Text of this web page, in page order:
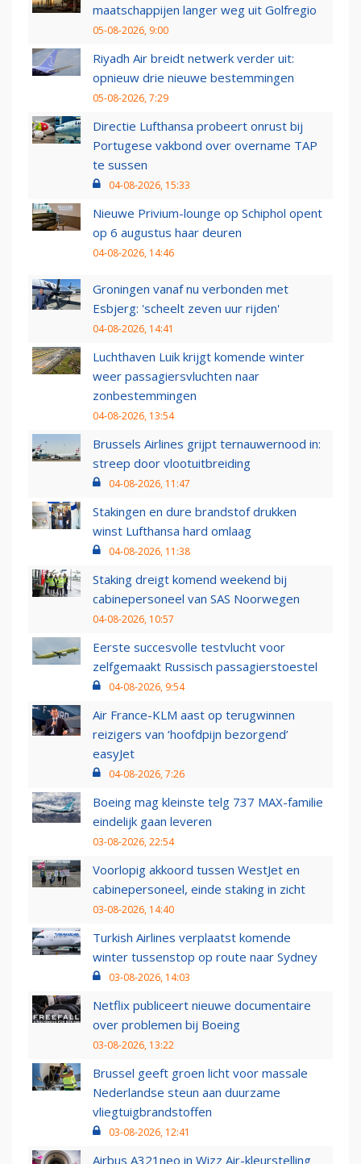
maatschappijen langer weg uit Golfregio
05-08-2026, 9:00
Riyadh Air breidt netwerk verder uit:
opnieuw drie nieuwe bestemmingen
05-08-2026, 7:29
Directie Lufthansa probeert onrust bij
Portugese vakbond over overname TAP
te sussen
04-08-2026, 15:33
Nieuwe Privium-lounge op Schiphol opent
op 6 augustus haar deuren
04-08-2026, 14:46
Groningen vanaf nu verbonden met
Esbjerg: 'scheelt zeven uur rijden'
04-08-2026, 14:41
Luchthaven Luik krijgt komende winter
weer passagiersvluchten naar
zonbestemmingen
04-08-2026, 13:54
Brussels Airlines grijpt ternauwernood in:
streep door vlootuitbreiding
04-08-2026, 11:47
Stakingen en dure brandstof drukken
winst Lufthansa hard omlaag
04-08-2026, 11:38
Staking dreigt komend weekend bij
cabinepersoneel van SAS Noorwegen
04-08-2026, 10:57
Eerste succesvolle testvlucht voor
zelfgemaakt Russisch passagierstoestel
04-08-2026, 9:54
Air France-KLM aast op terugwinnen
reizigers van ‘hoofdpijn bezorgend’
easyJet
04-08-2026, 7:26
Boeing mag kleinste telg 737 MAX-familie
eindelijk gaan leveren
03-08-2026, 22:54
Voorlopig akkoord tussen WestJet en
cabinepersoneel, einde staking in zicht
03-08-2026, 14:40
Turkish Airlines verplaatst komende
winter tussenstop op route naar Sydney
03-08-2026, 14:03
Netflix publiceert nieuwe documentaire
over problemen bij Boeing
03-08-2026, 13:22
Brussel geeft groen licht voor massale
Nederlandse steun aan duurzame
vliegtuigbrandstoffen
03-08-2026, 12:41
Airbus A321neo in Wizz Air-kleurstelling